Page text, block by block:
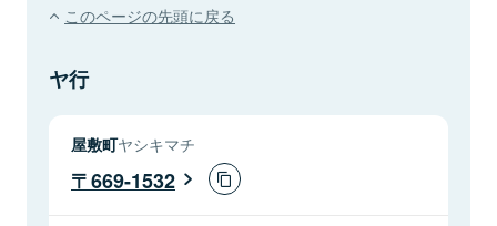
このページの先頭に戻る
ヤ行
屋敷町ヤシキマチ
669-1532